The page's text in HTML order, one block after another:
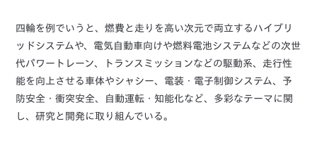
四輪を例でいうと、燃費と走りを高い次元で両立するハイブリ
ッドシステムや、電気自動車向けや燃料電池システムなどの次世
代パワートレーン、トランスミッションなどの駆動系、走行性
能を向上させる車体やシャシー、電装・電子制御システム、予
防安全・衝突安全、自動運転・知能化など、多彩なテーマに関
し、研究と開発に取り組んでいる。